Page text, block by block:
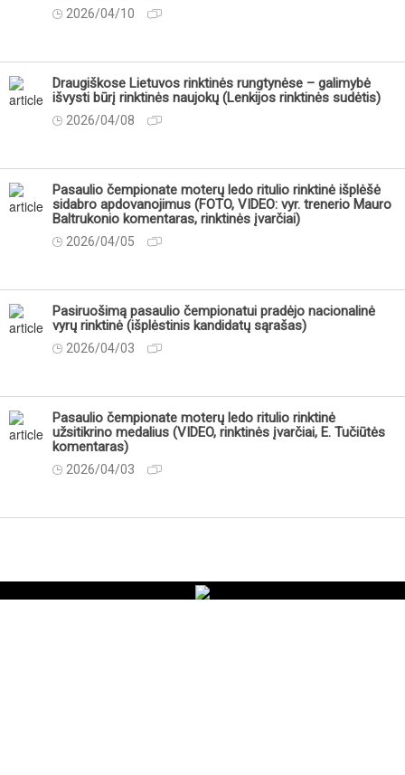
2026/04/10
Draugiškose Lietuvos rinktinės rungtynėse – galimybė
išvysti būrį rinktinės naujokų (Lenkijos rinktinės sudėtis)
2026/04/08
Pasaulio čempionate moterų ledo ritulio rinktinė išplėšė
sidabro apdovanojimus (FOTO, VIDEO: vyr. trenerio Mauro
Baltrukonio komentaras, rinktinės įvarčiai)
2026/04/05
Pasiruošimą pasaulio čempionatui pradėjo nacionalinė
vyrų rinktinė (išplėstinis kandidatų sąrašas)
2026/04/03
Pasaulio čempionate moterų ledo ritulio rinktinė
užsitikrino medalius (VIDEO, rinktinės įvarčiai, E. Tučiūtės
komentaras)
2026/04/03